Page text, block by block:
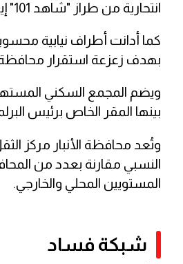
انتحارية من طراز "شاهد 101" إيرانية الصنع.
كما أدانت أطراف نيابية
بهدف زعزعة استقرار محافظة
ويضم المجمع السكني
بينها المقر الخاص برئيس
وتُعد محافظة الأنبار مركز
النسبي مقارنة بعدد من
المستويين المحلي والخارجي.
شبكة فساد